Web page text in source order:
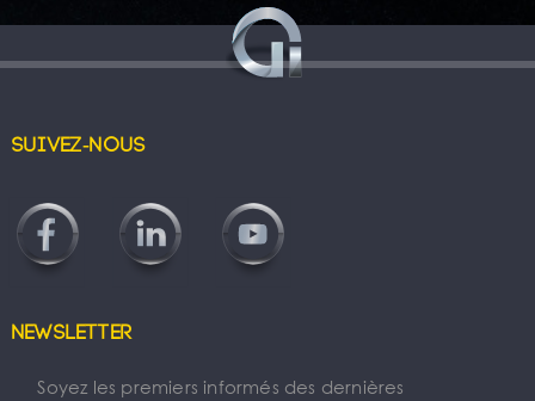
Suivez-nous
Newsletter
Soyez les premiers informés des dernières